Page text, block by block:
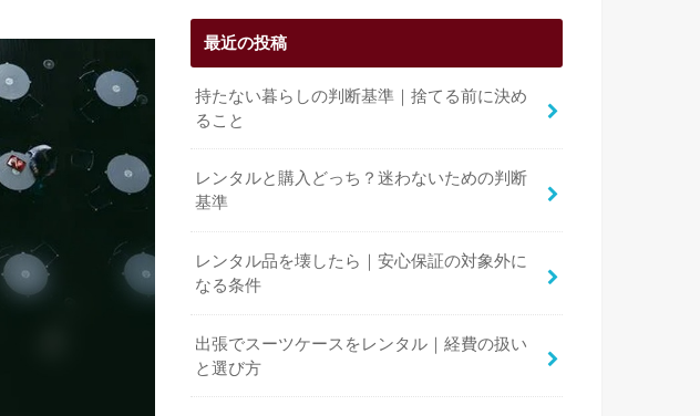
最近の投稿
持たない暮らしの判断基準｜捨てる前に決め
ること
レンタルと購入どっち？迷わないための判断
基準
レンタル品を壊したら｜安心保証の対象外に
なる条件
出張でスーツケースをレンタル｜経費の扱い
と選び方